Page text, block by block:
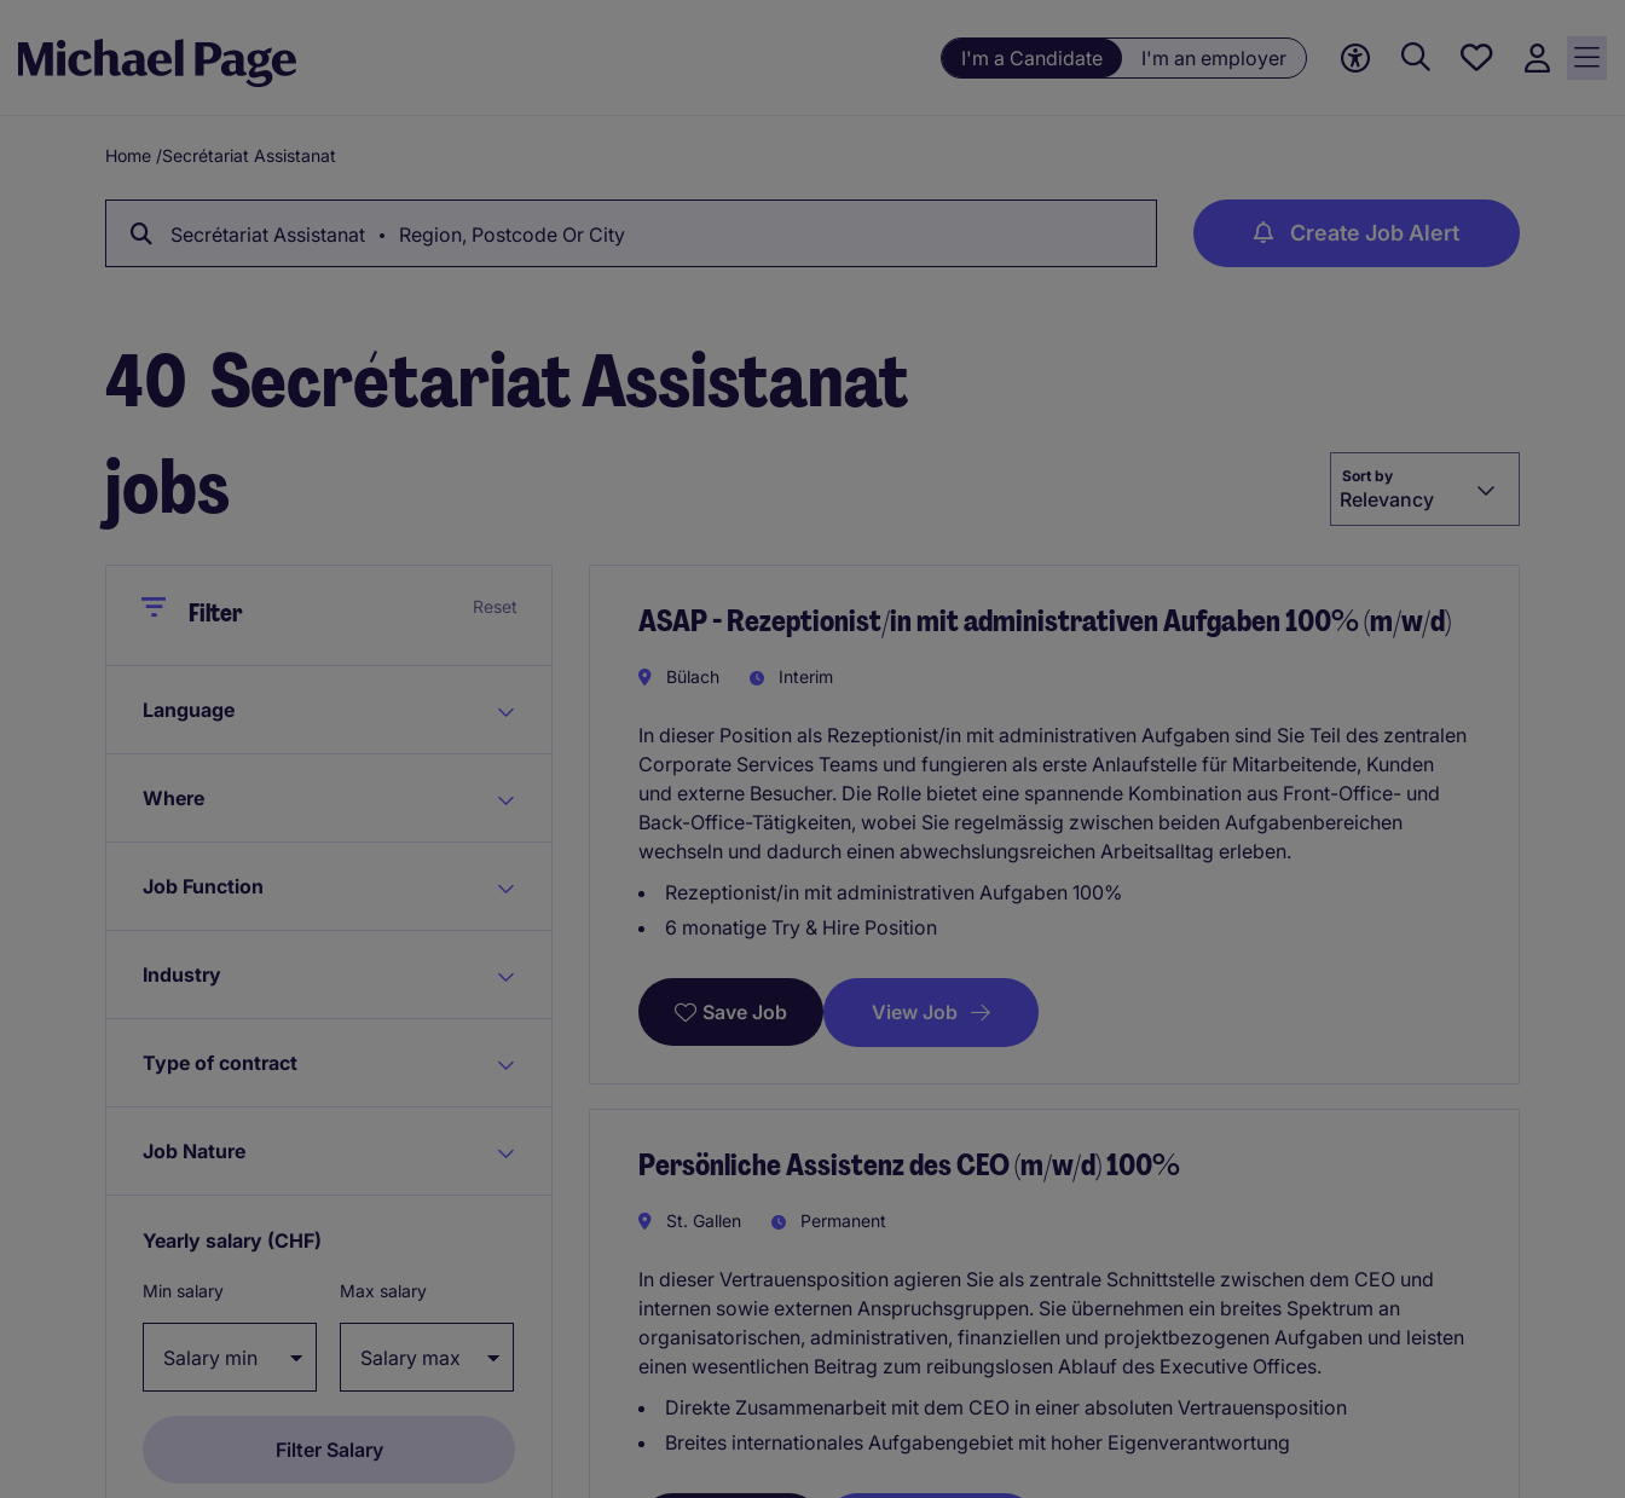
I'm a Candidate I'm an employer
Saved
Breadcrumb
Home /Secrétariat Assistanat
Secrétariat Assistanat Region, Postcode Or City Create Job Alert
40 Secrétariat Assistanat
jobs
Sort by
Relevancy
CloseFilter Reset
Language
Where
Job Function
Industry
Type of contract
Job Nature
Yearly salary (CHF)
Min salary Max salary
ASAP - Rezeptionist/in mit administrativen Aufgaben 100% (m/w/d)
Bülach Interim
In dieser Position als Rezeptionist/in mit administrativen Aufgaben sind Sie Teil des zentralen
Corporate Services Teams und fungieren als erste Anlaufstelle für Mitarbeitende, Kunden
und externe Besucher. Die Rolle bietet eine spannende Kombination aus Front-Office- und
Back-Office-Tätigkeiten, wobei Sie regelmässig zwischen beiden Aufgabenbereichen
wechseln und dadurch einen abwechslungsreichen Arbeitsalltag erleben.
Rezeptionist/in mit administrativen Aufgaben 100%
6 monatige Try & Hire Position
Save Job View Job
Persönliche Assistenz des CEO (m/w/d) 100%
St. Gallen Permanent
In dieser Vertrauensposition agieren Sie als zentrale Schnittstelle zwischen dem CEO und
internen sowie externen Anspruchsgruppen. Sie übernehmen ein breites Spektrum an
organisatorischen, administrativen, finanziellen und projektbezogenen Aufgaben und leisten
einen wesentlichen Beitrag zum reibungslosen Ablauf des Executive Offices.
Direkte Zusammenarbeit mit dem CEO in einer absoluten Vertrauensposition
Breites internationales Aufgabengebiet mit hoher Eigenverantwortung